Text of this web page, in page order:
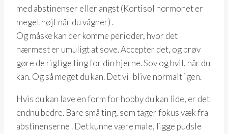
med abstinenser eller angst (Kortisol hormonet er
meget højt når du vågner) .
Og måske kan der komme perioder, hvor det
nærmest er umuligt at sove. Accepter det, og prøv
gøre de rigtige ting for din hjerne. Sov og hvil, når du
kan. Og så meget du kan. Det vil blive normalt igen.
Hvis du kan lave en form for hobby du kan lide, er det
endnu bedre. Bare små ting, som tager fokus væk fra
abstinenserne . Det kunne være male, ligge pudsle